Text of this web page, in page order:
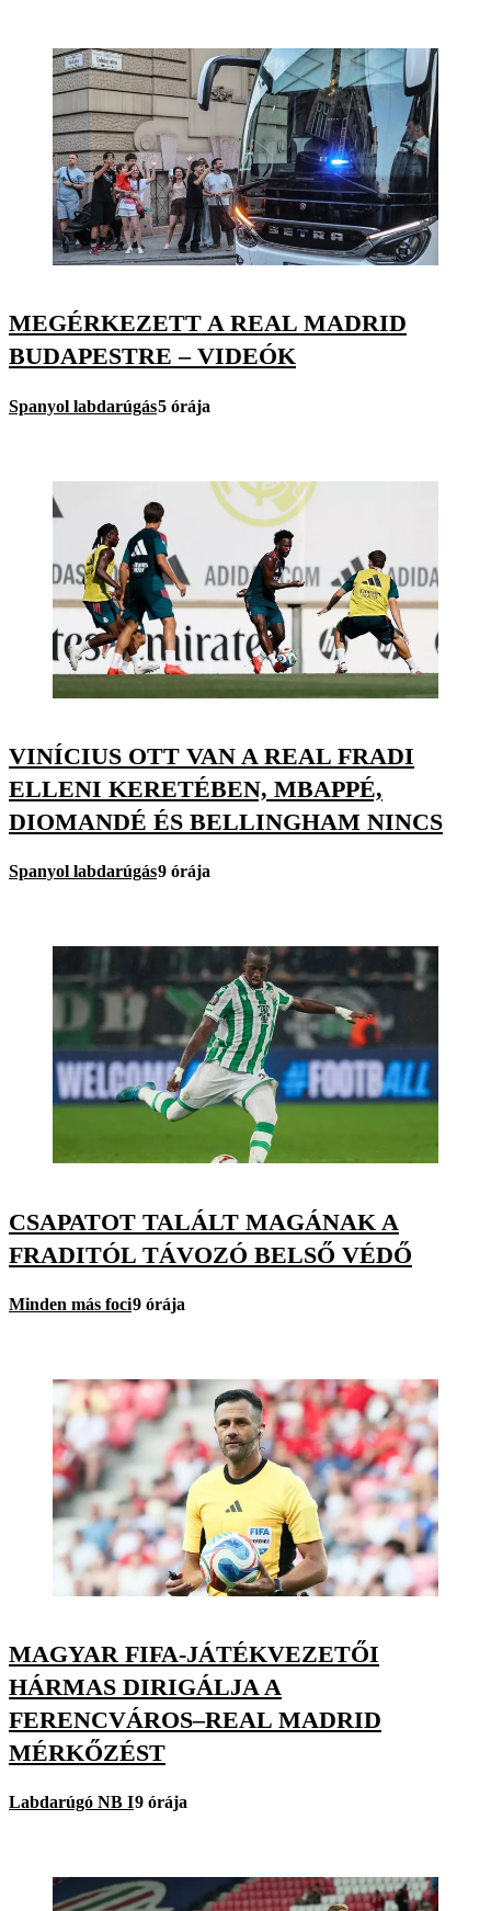
MEGÉRKEZETT A REAL MADRID
BUDAPESTRE – VIDEÓK
Spanyol labdarúgás5 órája
VINÍCIUS OTT VAN A REAL FRADI
ELLENI KERETÉBEN, MBAPPÉ,
DIOMANDÉ ÉS BELLINGHAM NINCS
Spanyol labdarúgás9 órája
CSAPATOT TALÁLT MAGÁNAK A
FRADITÓL TÁVOZÓ BELSŐ VÉDŐ
Minden más foci9 órája
MAGYAR FIFA-JÁTÉKVEZETŐI
HÁRMAS DIRIGÁLJA A
FERENCVÁROS–REAL MADRID
MÉRKŐZÉST
Labdarúgó NB I9 órája